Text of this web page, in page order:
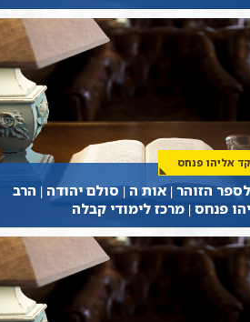
אליהו פנחס
הזוהר | אות ה | סולם יהודה | הרב
פנחס | מרכז לימודי קבלה